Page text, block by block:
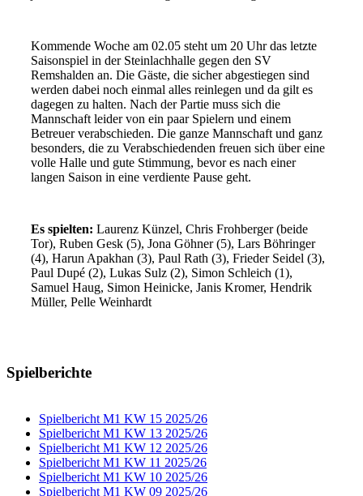
Kommende Woche am 02.05 steht um 20 Uhr das letzte
Saisonspiel in der Steinlachhalle gegen den SV
Remshalden an. Die Gäste, die sicher abgestiegen sind
werden dabei noch einmal alles reinlegen und da gilt es
dagegen zu halten. Nach der Partie muss sich die
Mannschaft leider von ein paar Spielern und einem
Betreuer verabschieden. Die ganze Mannschaft und ganz
besonders, die zu Verabschiedenden freuen sich über eine
volle Halle und gute Stimmung, bevor es nach einer
langen Saison in eine verdiente Pause geht.
Es spielten: Laurenz Künzel, Chris Frohberger (beide
Tor), Ruben Gesk (5), Jona Göhner (5), Lars Böhringer
(4), Harun Apakhan (3), Paul Rath (3), Frieder Seidel (3),
Paul Dupé (2), Lukas Sulz (2), Simon Schleich (1),
Samuel Haug, Simon Heinicke, Janis Kromer, Hendrik
Müller, Pelle Weinhardt
Spielberichte
Spielbericht M1 KW 15 2025/26
Spielbericht M1 KW 13 2025/26
Spielbericht M1 KW 12 2025/26
Spielbericht M1 KW 11 2025/26
Spielbericht M1 KW 10 2025/26
Spielbericht M1 KW 09 2025/26